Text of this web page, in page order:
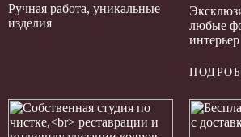
Ручная работа, уникальные
изделия
любые
интерьер